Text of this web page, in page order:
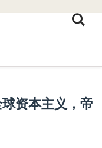
资本主义，帝